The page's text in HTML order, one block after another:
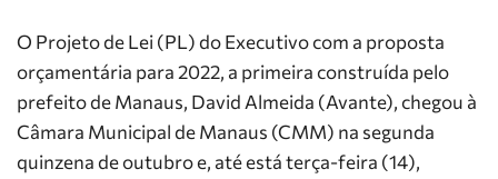
O Projeto de Lei (PL) do Executivo com a proposta
orçamentária para 2022, a primeira construída pelo
prefeito de Manaus, David Almeida (Avante), chegou à
Câmara Municipal de Manaus (CMM) na segunda
quinzena de outubro e, até está terça-feira (14),